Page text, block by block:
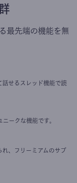
最先端の機能を無
話せるスレッド機能で読
ークな機能です。
れ、フリーミアムのサブ